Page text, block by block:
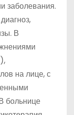
заболевания.
В
на лице, с
больнице